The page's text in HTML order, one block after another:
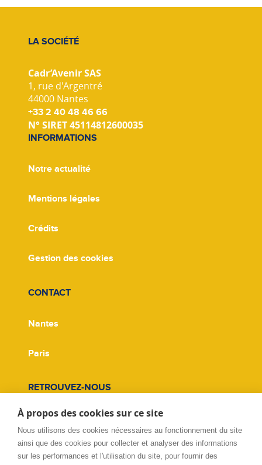
LA SOCIÉTÉ
Cadr’Avenir SAS
1, rue d'Argentré
44000 Nantes
+33 2 40 48 46 66
N° SIRET 45114812600035
INFORMATIONS
Notre actualité
Mentions légales
Crédits
Gestion des cookies
CONTACT
Nantes
Paris
RETROUVEZ-NOUS
Facebook
Twitter
À propos des cookies sur ce site
Nous utilisons des cookies nécessaires au fonctionnement du site
ainsi que des cookies pour collecter et analyser des informations
sur les performances et l'utilisation du site, pour fournir des